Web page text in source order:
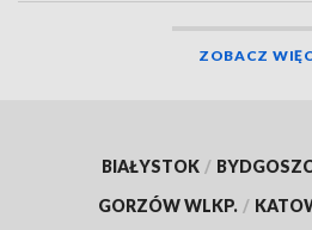
ZOBACZ
BIAŁYSTOK /
GORZÓW WLKP. /